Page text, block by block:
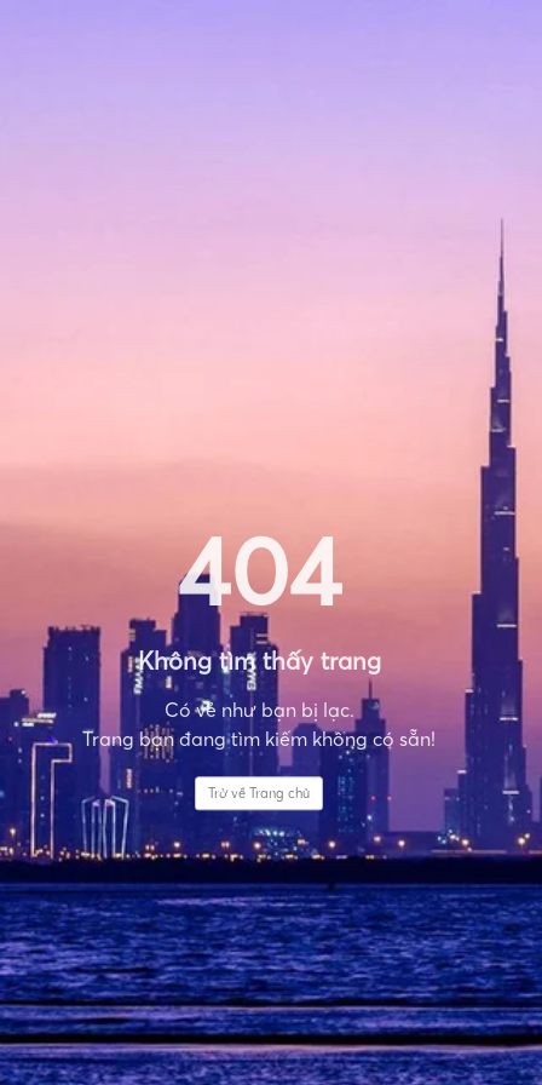
404
Không tìm thấy trang
Có vẻ như bạn bị lạc.
Trang bạn đang tìm kiếm không có sẵn!
Trở về Trang chủ